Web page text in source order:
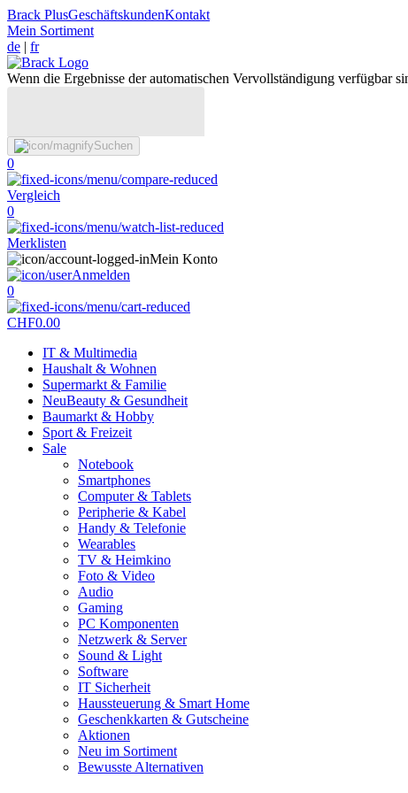
Brack PlusGeschäftskundenKontakt
Mein Sortiment
de | fr
Wenn die Ergebnisse der automatischen Vervollständigung verfügbar
Suchen
0
Vergleich
0
Merklisten
Mein Konto
Anmelden
0
CHF0.00
IT & Multimedia
Haushalt & Wohnen
Supermarkt & Familie
NeuBeauty & Gesundheit
Baumarkt & Hobby
Sport & Freizeit
Sale
Notebook
Smartphones
Computer & Tablets
Peripherie & Kabel
Handy & Telefonie
Wearables
TV & Heimkino
Foto & Video
Audio
Gaming
PC Komponenten
Netzwerk & Server
Sound & Light
Software
IT Sicherheit
Haussteuerung & Smart Home
Geschenkkarten & Gutscheine
Aktionen
Neu im Sortiment
Bewusste Alternativen